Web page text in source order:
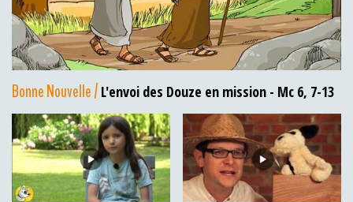
Bonne Nouvelle / L'envoi des Douze en mission - Mc 6, 7-13